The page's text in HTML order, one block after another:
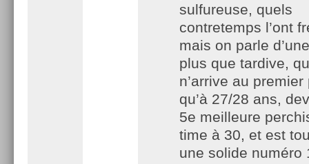
sulfureuse, quels
contretemps l’ont
mais on parle
plus que tardive,
n’arrive au premier
qu’à 27/28 ans,
5e meilleure
time à 30, et est
une solide numéro